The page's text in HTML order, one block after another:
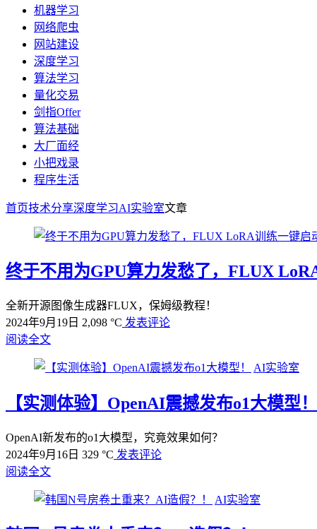
机器学习
网络爬虫
网站建设
深度学习
算法学习
量化交易
剑指Offer
算法基础
大厂面经
小把戏录
程序生活
首页技术分享深度学习AI实验室文章
终于不用为GPU算力发愁了，FLUX
全新开源图像生成器FLUX，保姆级教程！
2024年9月19日 2,098 °C 发表评论
阅读全文
AI实验室
【实测体验】OpenAI震撼发布o1大模型！
OpenAI新发布的o1大模型，究竟效果如何？
2024年9月16日 329 °C 发表评论
阅读全文
AI实验室